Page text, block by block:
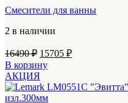
Смесители для ванны
2 в наличии
16490₽ Первоначальная
цена
составляла
16490 ₽.
15705 ₽Текущая
В корзину
АКЦИЯ